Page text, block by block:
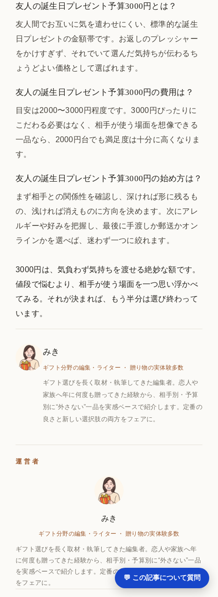
友人の誕生日プレゼント予算3000円とは？
友人間でお互いに気を遣わせにくい、標準的な誕生
日プレゼントの金額帯です。お返しのプレッシャー
をかけすぎず、それでいて選んだ気持ちが伝わるち
ょうどよい価格として選ばれます。
友人の誕生日プレゼント予算3000円の費用は？
目安は2000〜3000円程度です。3000円ぴったりに
こだわる必要はなく、相手が使う場面を想像できる
一品なら、2000円台でも満足度は十分に高くなりま
す。
友人の誕生日プレゼント予算3000円の始め方は？
まず相手との関係性を確認し、深ければ形に残るも
の、浅ければ消えものに方向を決めます。次にアレ
ルギーや好みを把握し、最後に手渡しか郵送かオン
ラインかを選べば、迷わず一つに絞れます。
3000円は、気負わず気持ちを渡せる絶妙な額です。
値段で悩むより、相手が使う場面を一つ思い浮かべ
てみる。それが決まれば、もう半分は選び終わって
います。
💬 この記事について質問
みき
ギフト分野の編集・ライター ・ 贈り物の実体験多数
ギフト選びを長く取材・執筆してきた編集者。恋人や
家族へ年に何度も贈ってきた経験から、相手別・予算
別に“外さない”一品を実感ベースで紹介します。定番の
良さと新しい選択肢の両方をフェアに。
運営者
みき
ギフト分野の編集・ライター ・ 贈り物の実体験多数
ギフト選びを長く取材・執筆してきた編集者。恋人や家族へ年
に何度も贈ってきた経験から、相手別・予算別に“外さない”一品
を実感ベースで紹介します。定番の良さと新しい選択肢の両方
をフェアに。